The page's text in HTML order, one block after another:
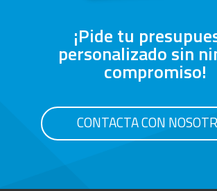
¡Pide tu
personalizado sin
compromiso!
CONTACTA CON